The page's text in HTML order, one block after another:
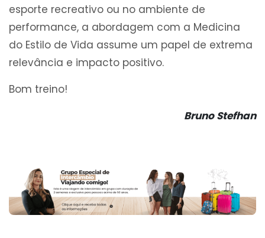
esporte recreativo ou no ambiente de
performance, a abordagem com a Medicina
do Estilo de Vida assume um papel de extrema
relevância e impacto positivo.
Bom treino!
Bruno Stefhan